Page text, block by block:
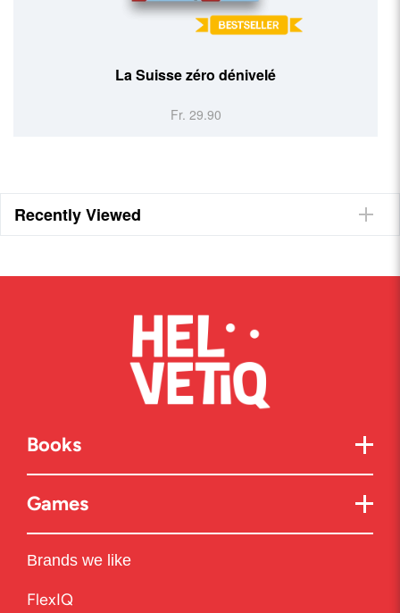
La Suisse zéro dénivelé
Fr. 29.90
Recently Viewed
Books
Games
Brands we like
FlexIQ